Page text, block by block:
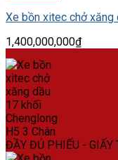
Xe bồn xitec chở xăng
1,400,000,000₫
ĐẦY ĐỦ PHIẾU - GIẤY